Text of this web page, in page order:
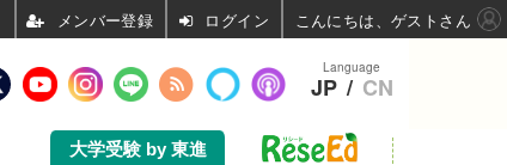
大学受験 by 東進
Language
JP / CN
ログイン こんにちは、ゲストさん